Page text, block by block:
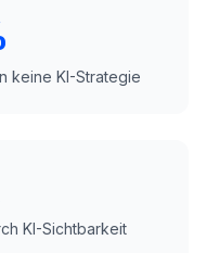
keine KI-Strategie
KI-Sichtbarkeit